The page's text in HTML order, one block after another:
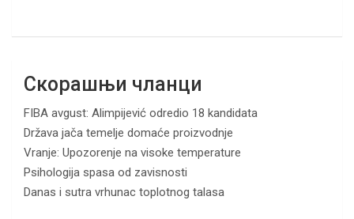
Скорашњи чланци
FIBA avgust: Alimpijević odredio 18 kandidata
Država jača temelje domaće proizvodnje
Vranje: Upozorenje na visoke temperature
Psihologija spasa od zavisnosti
Danas i sutra vrhunac toplotnog talasa